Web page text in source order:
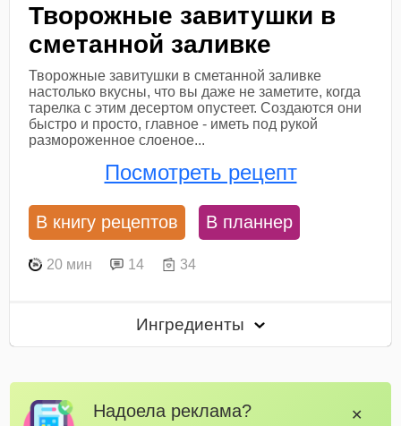
Творожные завитушки в
сметанной заливке
Творожные завитушки в сметанной заливке
настолько вкусны, что вы даже не заметите, когда
тарелка с этим десертом опустеет. Создаются они
быстро и просто, главное - иметь под рукой
размороженное слоеное...
Посмотреть рецепт
В книгу рецептов В планнер
20 мин 14 34
Ингредиенты
Надоела реклама? ✕